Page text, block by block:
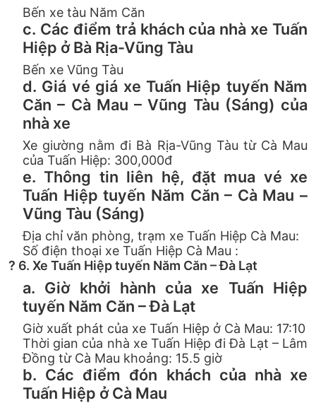
Bến xe tàu Năm Căn
c. Các điểm trả khách của nhà xe Tuấn
Hiệp ở Bà Rịa-Vũng Tàu
Bến xe Vũng Tàu
d. Giá vé giá xe Tuấn Hiệp tuyến Năm
Căn – Cà Mau – Vũng Tàu (Sáng) của
nhà xe
Xe giường nằm đi Bà Rịa-Vũng Tàu từ Cà Mau
của Tuấn Hiệp: 300,000đ
e. Thông tin liên hệ, đặt mua vé xe
Tuấn Hiệp tuyến Năm Căn – Cà Mau –
Vũng Tàu (Sáng)
Địa chỉ văn phòng, trạm xe Tuấn Hiệp Cà Mau:
Số điện thoại xe Tuấn Hiệp Cà Mau :
? 6. Xe Tuấn Hiệp tuyến Năm Căn – Đà Lạt
a. Giờ khởi hành của xe Tuấn Hiệp
tuyến Năm Căn – Đà Lạt
Giờ xuất phát của xe Tuấn Hiệp ở Cà Mau: 17:10
Thời gian của nhà xe Tuấn Hiệp đi Đà Lạt – Lâm
Đồng từ Cà Mau khoảng: 15.5 giờ
b. Các điểm đón khách của nhà xe
Tuấn Hiệp ở Cà Mau